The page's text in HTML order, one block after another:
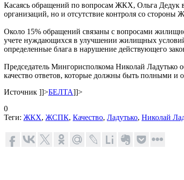
Касаясь обращений по вопросам ЖКХ, Ольга Дедук
организаций, но и отсутствие контроля со стороны
Около 15% обращений связаны с вопросами
учете нуждающихся в улучшении жилищных
определенные блага в нарушение действующего
Председатель Мингорисполкома Николай Ладутько
качество ответов, которые должны быть полными и
Источник ]]>БЕЛТА]]>
0
Теги: ЖКХ, ЖСПК, Качество, Ладутько, Николай